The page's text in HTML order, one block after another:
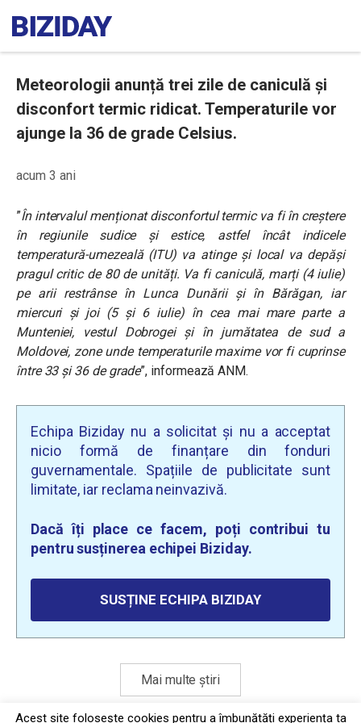
Meteorologii anunță trei zile de caniculă și
disconfort termic ridicat. Temperaturile vor
ajunge la 36 de grade Celsius.
acum 3 ani
”În intervalul menționat disconfortul termic va fi în creștere
în regiunile sudice și estice, astfel încât indicele
temperatură-umezeală (ITU) va atinge și local va depăși
pragul critic de 80 de unități. Va fi caniculă, marți (4 iulie)
pe arii restrânse în Lunca Dunării și în Bărăgan, iar
miercuri și joi (5 și 6 iulie) în cea mai mare parte a
Munteniei, vestul Dobrogei și în jumătatea de sud a
Moldovei, zone unde temperaturile maxime vor fi cuprinse
între 33 și 36 de grade”, informează ANM.
Echipa Biziday nu a solicitat și nu a acceptat
nicio formă de finanțare din fonduri
guvernamentale. Spațiile de publicitate sunt
limitate, iar reclama neinvazivă.
Dacă îți place ce facem, poți contribui tu
pentru susținerea echipei Biziday.
SUSȚINE ECHIPA BIZIDAY
Mai multe știri
Acest site foloseşte cookies pentru a îmbunătăți experiența ta